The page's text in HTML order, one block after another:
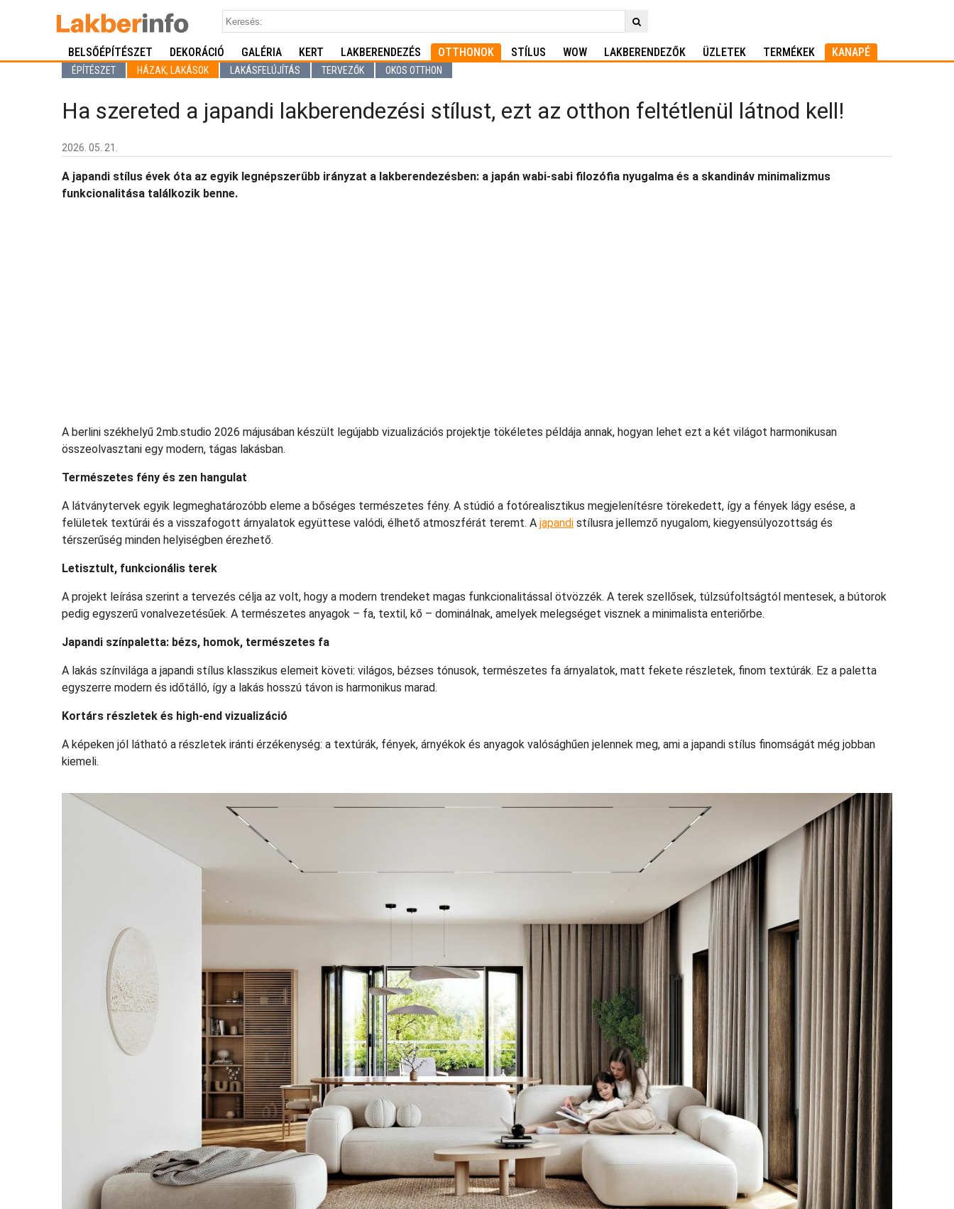
BELSŐÉPÍTÉSZET DEKORÁCIÓ GALÉRIA KERT LAKBERENDEZÉS OTTHONOK STÍLUS WOW LAKBERENDEZŐK ÜZLETEK TERMÉKEK KANAPÉ
ÉPÍTÉSZET HÁZAK, LAKÁSOK LAKÁSFELÚJÍTÁS TERVEZŐK OKOS OTTHON
Ha szereted a japandi lakberendezési stílust, ezt az otthon feltétlenül látnod kell!
2026. 05. 21.
A japandi stílus évek óta az egyik legnépszerűbb irányzat a lakberendezésben: a japán wabi‑sabi filozófia nyugalma és a skandináv minimalizmus
funkcionalitása találkozik benne.
A berlini székhelyű 2mb.studio 2026 májusában készült legújabb vizualizációs projektje tökéletes példája annak, hogyan lehet ezt a két világot harmonikusan
összeolvasztani egy modern, tágas lakásban.
Természetes fény és zen hangulat
A látványtervek egyik legmeghatározóbb eleme a bőséges természetes fény. A stúdió a fotórealisztikus megjelenítésre törekedett, így a fények lágy esése, a
felületek textúrái és a visszafogott árnyalatok együttese valódi, élhető atmoszférát teremt. A japandi stílusra jellemző nyugalom, kiegyensúlyozottság és
térszerűség minden helyiségben érezhető.
Letisztult, funkcionális terek
A projekt leírása szerint a tervezés célja az volt, hogy a modern trendeket magas funkcionalitással ötvözzék. A terek szellősek, túlzsúfoltságtól mentesek, a bútorok
pedig egyszerű vonalvezetésűek. A természetes anyagok – fa, textil, kő – dominálnak, amelyek melegséget visznek a minimalista enteriőrbe.
Japandi színpaletta: bézs, homok, természetes fa
A lakás színvilága a japandi stílus klasszikus elemeit követi: világos, bézses tónusok, természetes fa árnyalatok, matt fekete részletek, finom textúrák. Ez a paletta
egyszerre modern és időtálló, így a lakás hosszú távon is harmonikus marad.
Kortárs részletek és high‑end vizualizáció
A képeken jól látható a részletek iránti érzékenység: a textúrák, fények, árnyékok és anyagok valósághűen jelennek meg, ami a japandi stílus finomságát még jobban
kiemeli.